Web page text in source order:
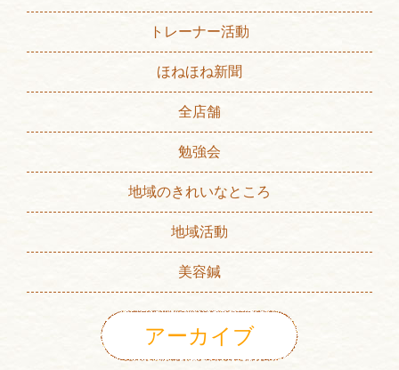
トレーナー活動
ほねほね新聞
全店舗
勉強会
地域のきれいなところ
地域活動
美容鍼
アーカイブ